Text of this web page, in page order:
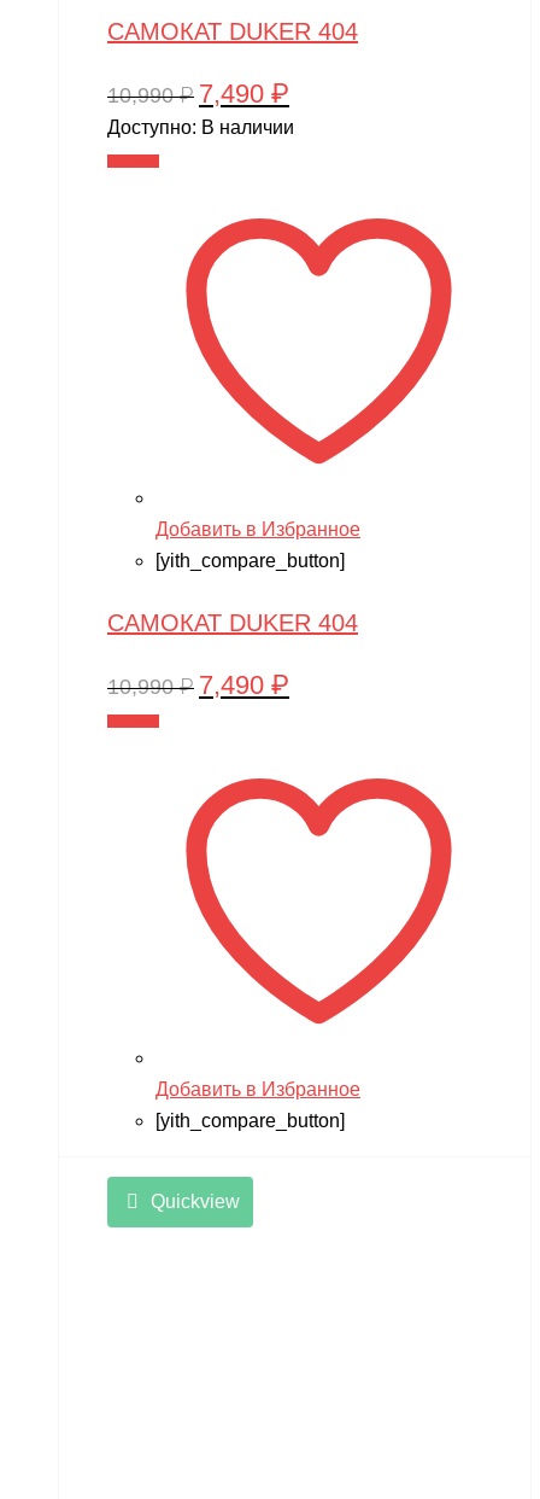
САМОКАТ DUKER 404
10,990₽ Первоначальная
цена
7,490 ₽
цена:
Доступно: В наличии
Добавить в Избранное
[yith_compare_button]
САМОКАТ DUKER 404
10,990₽ Первоначальная
10,990 ₽.
7,490 ₽
Добавить в Избранное
[yith_compare_button]
Quickview